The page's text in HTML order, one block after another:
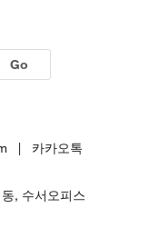
Go
| 카카오톡
, 수서오피스